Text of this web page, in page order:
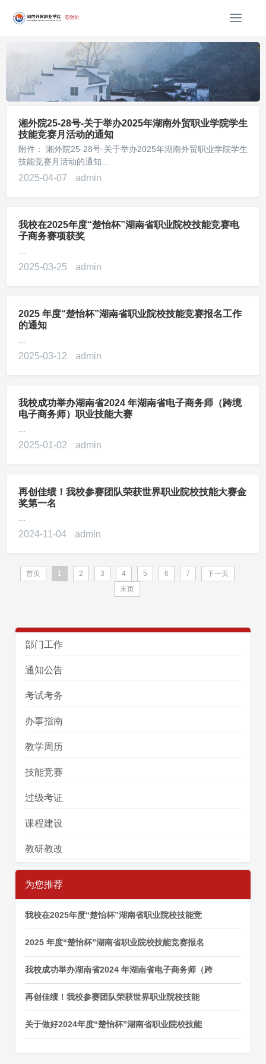
T
e
n
v
g
湘外院25-28号-关于举办2025年湖南外贸职业学院学生
技能竞赛月活动的通知
附件： 湘外院25-28号-关于举办2025年湖南外贸职业学院学生
技能竞赛月活动的通知...
2025-04-07 admin
我校在2025年度“楚怡杯”湖南省职业院校技能竞赛电
子商务赛项获奖
2025-03-25 admin
2025 年度“楚怡杯”湖南省职业院校技能竞赛报名工作
的通知
2025-03-12 admin
我校成功举办湖南省2024 年湖南省电子商务师（跨境
电子商务师）职业技能大赛
2025-01-02 admin
再创佳绩！我校参赛团队荣获世界职业院校技能大赛金
奖第一名
2024-11-04 admin
首页 1 2 3 4 5 6 7
下一页
末页
部门工作
通知公告
考试考务
办事指南
教学周历
技能竞赛
过级考证
课程建设
教研教改
为您推荐
我校在2025年度“楚怡杯”湖南省职业院校技能竞
2025 年度“楚怡杯”湖南省职业院校技能竞赛报名
我校成功举办湖南省2024 年湖南省电子商务师（跨
再创佳绩！我校参赛团队荣获世界职业院校技能
关于做好2024年度“楚怡杯”湖南省职业院校技能